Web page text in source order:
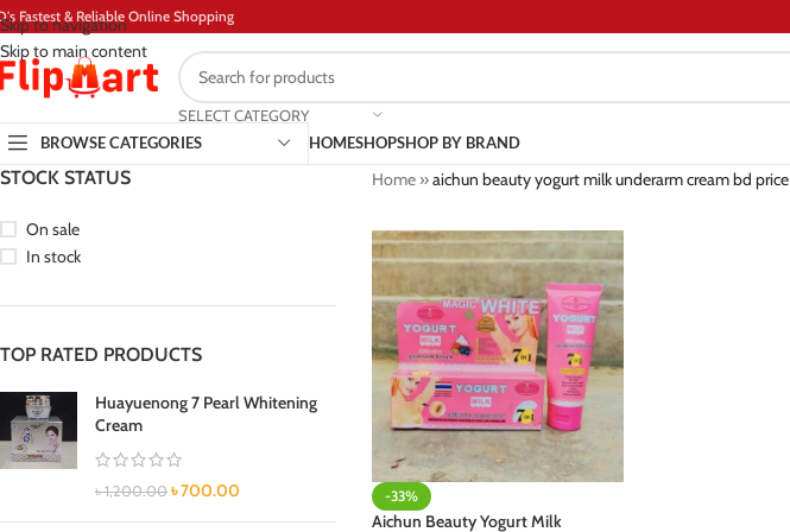
Skip to navigation
Skip to main content
Fastest & Reliable Online Shopping
SELECT CATEGORY
BROWSE CATEGORIES
HOMESHOPSHOP BY BRAND
STOCK STATUS
On sale
In stock
TOP RATED PRODUCTS
Huayuenong 7 Pearl Whitening
Cream
৳1,200.00 ৳700.00
Home»aichun beauty yogurt milk underarm cream bd price
-33%
Aichun Beauty Yogurt Milk